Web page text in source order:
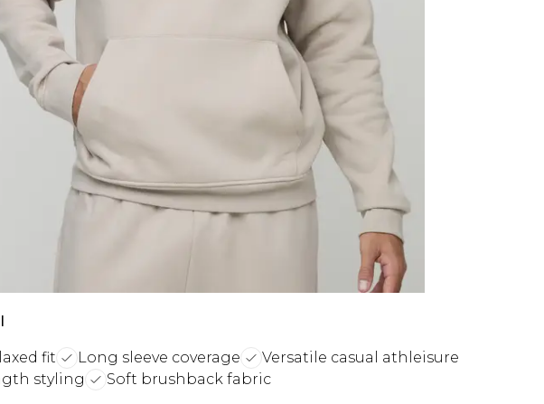
fit Long sleeve coverage
Versatile casual athleisure
styling
Soft brushback fabric